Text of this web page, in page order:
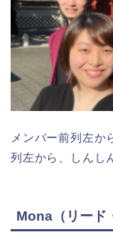
メンバー前列左か
列左から、しんし
Mona（リード